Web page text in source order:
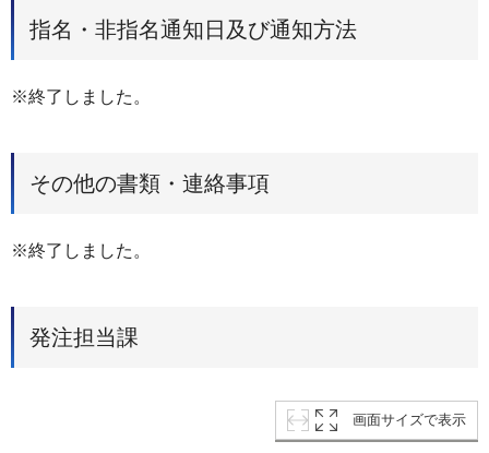
指名・非指名通知日及び通知方法
※終了しました。
その他の書類・連絡事項
※終了しました。
発注担当課
画面サイズで表示